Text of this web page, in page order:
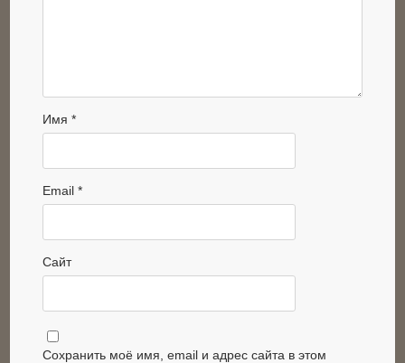
Имя *
Email *
Сайт
Сохранить моё имя, email и адрес сайта в этом